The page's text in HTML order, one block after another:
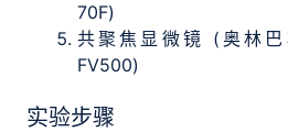
70F)
共聚焦显微镜 (奥林巴
FV500)
实验步骤